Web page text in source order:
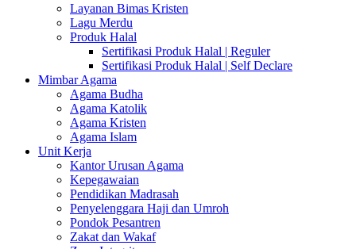
Layanan Bimas Kristen
Lagu Merdu
Produk Halal
Sertifikasi Produk Halal | Reguler
Sertifikasi Produk Halal | Self Declare
Mimbar Agama
Agama Budha
Agama Katolik
Agama Kristen
Agama Islam
Unit Kerja
Kantor Urusan Agama
Kepegawaian
Pendidikan Madrasah
Penyelenggara Haji dan Umroh
Pondok Pesantren
Zakat dan Wakaf